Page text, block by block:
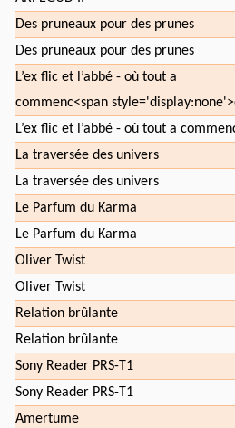
Des pruneaux pour des prunes
Des pruneaux pour des prunes
L’ex flic et l’abbé - où tout a
commenc<span
L’ex flic et l’abbé - où tout a
La traversée des univers
La traversée des univers
Le Parfum du Karma
Le Parfum du Karma
Oliver Twist
Oliver Twist
Relation brûlante
Relation brûlante
Sony Reader PRS-T1
Sony Reader PRS-T1
Amertume